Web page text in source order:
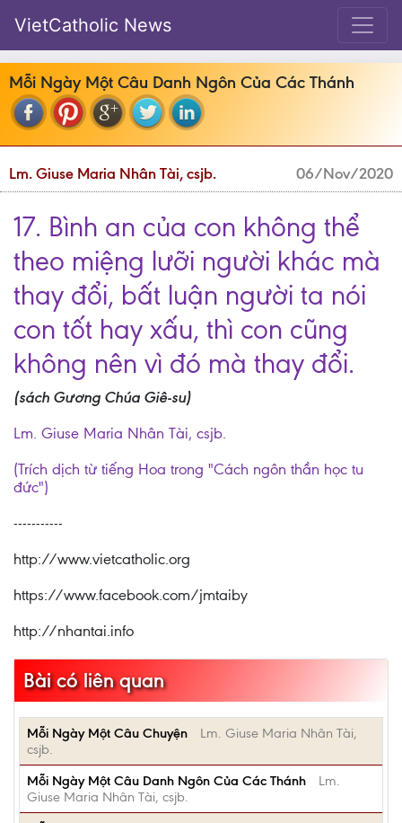
VietCatholic News
Mỗi Ngày Một Câu Danh Ngôn Của Các Thánh
Lm. Giuse Maria Nhân Tài, csjb. 06/Nov/2020
17. Bình an của con không thể
theo miệng lưỡi người khác mà
thay đổi, bất luận người ta nói
con tốt hay xấu, thì con cũng
không nên vì đó mà thay đổi.
(sách Gương Chúa Giê-su)
Lm. Giuse Maria Nhân Tài, csjb.
(Trích dịch từ tiếng Hoa trong "Cách ngôn thần học tu
đức")
-----------
http://www.vietcatholic.org
https://www.facebook.com/jmtaiby
http://nhantai.info
Bài có liên quan
Mỗi Ngày Một Câu Chuyện
Lm. Giuse Maria Nhân Tài,
csjb.
Mỗi Ngày Một Câu Danh Ngôn Của Các Thánh
Lm.
Giuse Maria Nhân Tài, csjb.